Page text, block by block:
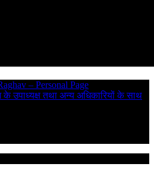
– Personal Page
के उपाध्यक्ष तथा अन्य अधिकारियों के साथ